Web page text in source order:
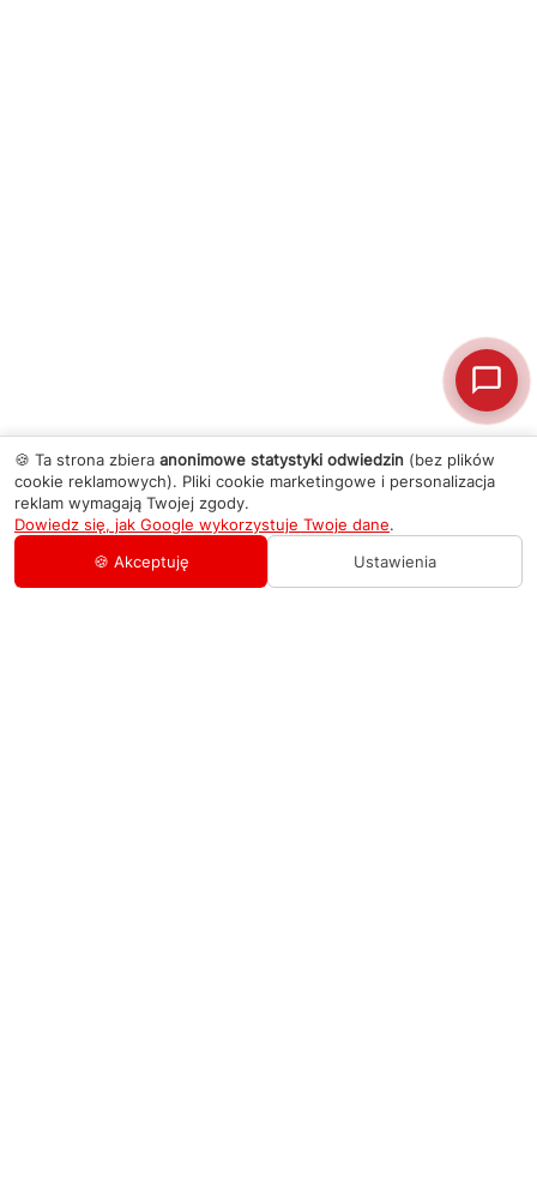
🍪 Ta strona zbiera anonimowe statystyki odwiedzin (bez plików
cookie reklamowych). Pliki cookie marketingowe i personalizacja
reklam wymagają Twojej zgody.
Dowiedz się, jak Google wykorzystuje Twoje dane.
🍪 Akceptuję
Ustawienia